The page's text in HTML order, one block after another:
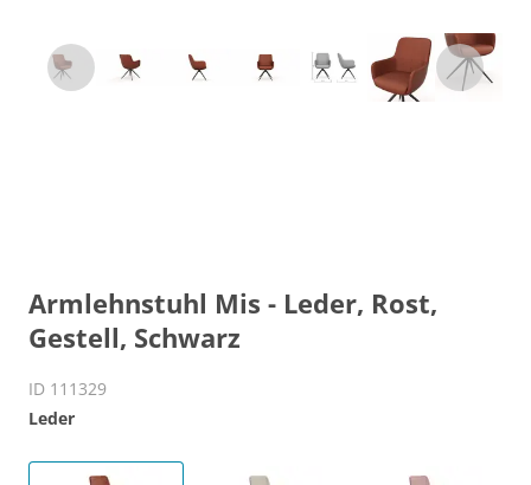
Armlehnstuhl Mis - Leder, Rost,
Gestell, Schwarz
ID 111329
Leder